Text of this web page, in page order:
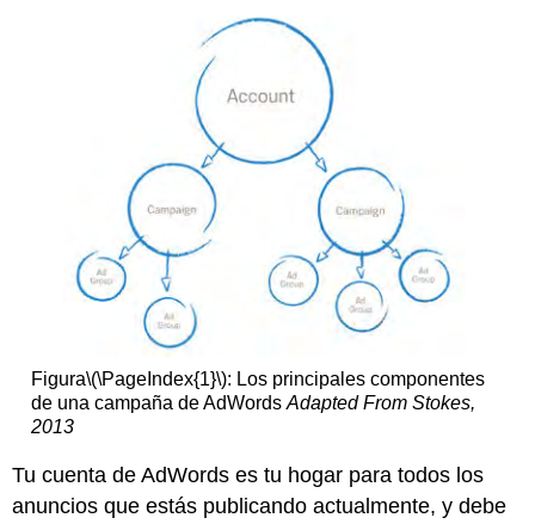
Figura\(\PageIndex{1}\): Los principales componentes
de una campaña de AdWords Adapted From Stokes,
2013
Tu cuenta de AdWords es tu hogar para todos los
anuncios que estás publicando actualmente, y debe